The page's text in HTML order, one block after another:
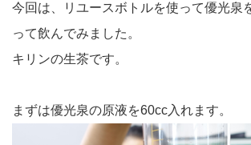
今回は、リユースボトルを使って優光泉
って飲んでみました。
キリンの生茶です。
まずは優光泉の原液を60cc入れます。